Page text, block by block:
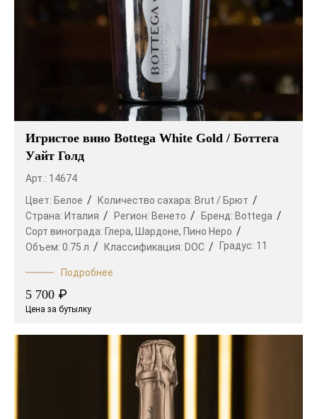
Игристое вино Bottega White Gold / Боттега
Уайт Голд
Арт.: 14674
Цвет: Белое Количество сахара: Brut / Брют
Страна: Италия Регион: Венето Бренд: Bottega
Сорт винограда: Глера, Шардоне, Пино Неро
Объем: 0.75 л Классификация: DOC Градус: 11
Подробнее
5 700 ₽
Цена за бутылку